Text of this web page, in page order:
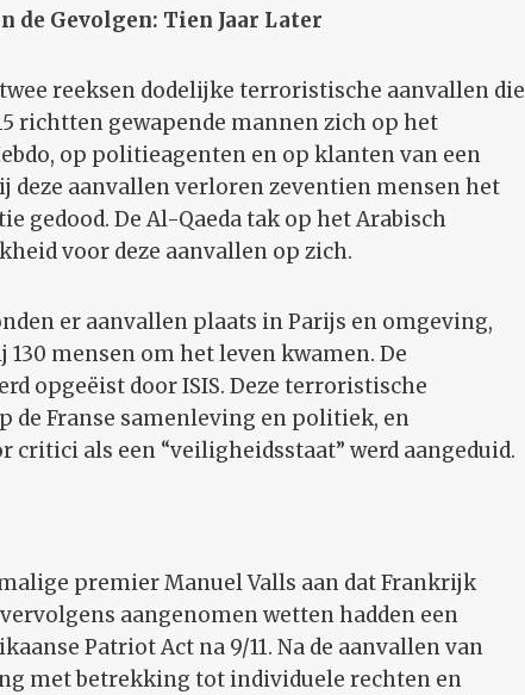
Gevolgen: Tien Jaar Later
reeksen dodelijke terroristische aanvallen die
richtten gewapende mannen zich op het
op politieagenten en op klanten van een
aanvallen verloren zeventien mensen het
gedood. De Al-Qaeda tak op het Arabisch
voor deze aanvallen op zich.
er aanvallen plaats in Parijs en omgeving,
mensen om het leven kwamen. De
opgeëist door ISIS. Deze terroristische
de Franse samenleving en politiek, en
als een “veiligheidsstaat” werd aangeduid.
premier Manuel Valls aan dat Frankrijk
aangenomen wetten hadden een
Patriot Act na 9/11. Na de aanvallen van
met betrekking tot individuele rechten en